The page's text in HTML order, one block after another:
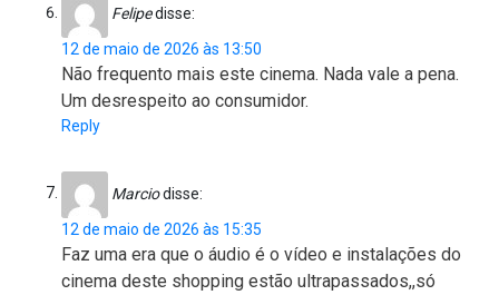
Felipedisse:
12 de maio de 2026 às 13:50
Não frequento mais este cinema. Nada vale a pena.
Um desrespeito ao consumidor.
Reply
Marciodisse:
12 de maio de 2026 às 15:35
Faz uma era que o áudio é o vídeo e instalações do
cinema deste shopping estão ultrapassados,,só